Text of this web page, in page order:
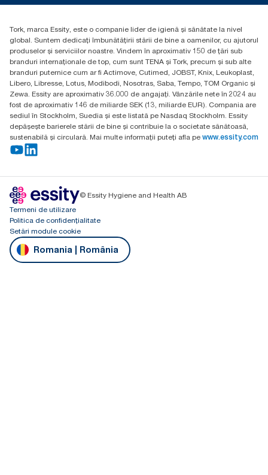
Essity Hungary Kft. Professional Hygiene
Budakeszi út 51.
Tork, marca Essity, este o companie lider de igienă și sănătate la nivel
global. Suntem dedicați îmbunătățirii stării de bine a oamenilor, cu ajutorul
produselor și serviciilor noastre. Vindem în aproximativ 150 de țări sub
branduri internaționale de top, cum sunt TENA și Tork, precum și sub alte
branduri puternice cum ar fi Actimove, Cutimed, JOBST, Knix, Leukoplast,
Libero, Libresse, Lotus, Modibodi, Nosotras, Saba, Tempo, TOM Organic și
Zewa. Essity are aproximativ 36.000 de angajați. Vânzările nete în 2024 au
fost de aproximativ 146 de miliarde SEK (13, miliarde EUR). Compania are
sediul în Stockholm, Suedia și este listată pe Nasdaq Stockholm. Essity
depășește barierele stării de bine și contribuie la o societate sănătoasă,
sustenabilă și circulară. Mai multe informații puteți afla pe www.essity.com
© Essity Hygiene and Health AB
Termeni de utilizare
Politica de confidențialitate
Setări module cookie
Romania | România